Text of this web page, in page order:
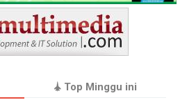
Top Minggu ini